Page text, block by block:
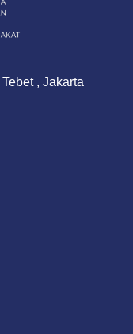
, Jakarta